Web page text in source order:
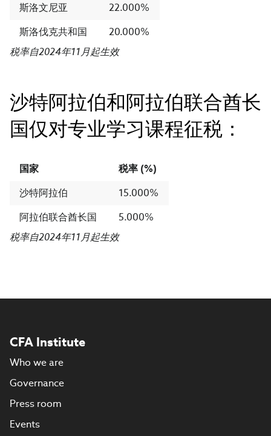
斯洛文尼亚
22.000%
斯洛伐克共和国
20.000%
税率自2024年11月起生效
沙特阿拉伯和阿拉伯联合酋长
国仅对专业学习课程征税：
国家
税率 (%)
沙特阿拉伯
15.000%
阿拉伯联合酋长国
5.000%
税率自2024年11月起生效
CFA Institute
Who we are
Governance
Press room
Events